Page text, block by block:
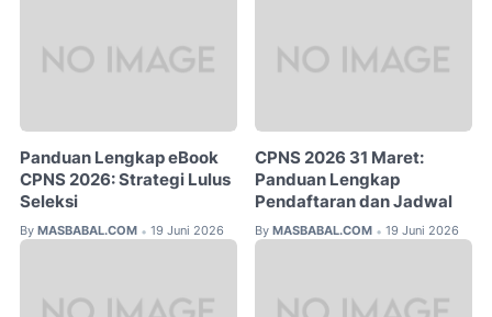
Panduan Lengkap eBook
CPNS 2026: Strategi Lulus
Seleksi
By MASBABAL.COM • 19 Juni 2026
CPNS 2026 31 Maret:
Panduan Lengkap
Pendaftaran dan Jadwal
By MASBABAL.COM • 19 Juni 2026